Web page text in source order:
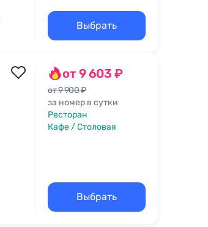
Выбрать
от 9 603 ₽
от 9 900 ₽
за номер в сутки
Ресторан
Кафе / Столовая
Выбрать